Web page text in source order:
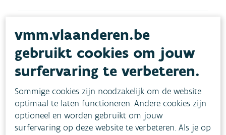
Op welke manier komen PFAS in
het lichaam terecht?
Meer info?
vmm.vlaanderen.be
gebruikt cookies om jouw
surfervaring te verbeteren.
Sommige cookies zijn noodzakelijk om de website
optimaal te laten functioneren. Andere cookies zijn
optioneel en worden gebruikt om jouw
surfervaring op deze website te verbeteren. Als je op